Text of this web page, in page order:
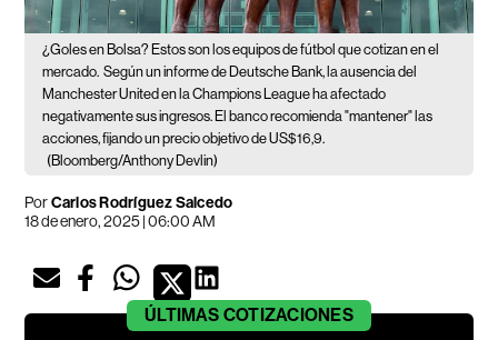
¿Goles en Bolsa? Estos son los equipos de fútbol que cotizan en el
mercado. Según un informe de Deutsche Bank, la ausencia del
Manchester United en la Champions League ha afectado
negativamente sus ingresos. El banco recomienda "mantener" las
acciones, fijando un precio objetivo de US$16,9.
(Bloomberg/Anthony Devlin)
PorCarlos Rodríguez Salcedo
18 de enero, 2025 | 06:00 AM
ÚLTIMAS COTIZACIONES